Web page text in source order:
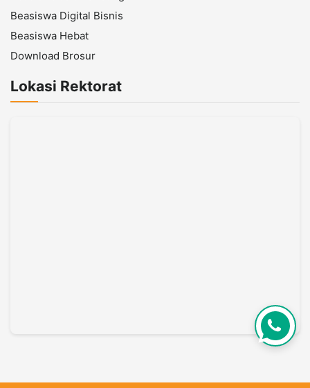
Beasiswa Digital Bisnis
Beasiswa Hebat
Download Brosur
Lokasi Rektorat